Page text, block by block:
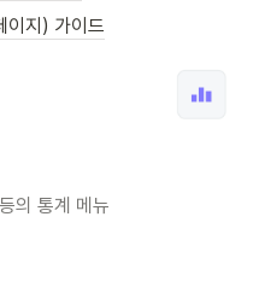
이지) 가이드
의 통계 메뉴